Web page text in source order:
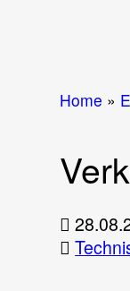
Home »